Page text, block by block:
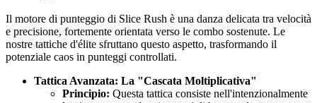
Il motore di punteggio di Slice Rush è una danza delicata tra velocità
e precisione, fortemente orientata verso le combo sostenute. Le
nostre tattiche d'élite sfruttano questo aspetto, trasformando il
potenziale caos in punteggi controllati.
Tattica Avanzata: La "Cascata Moltiplicativa"
Principio: Questa tattica consiste nell'intenzionalmente